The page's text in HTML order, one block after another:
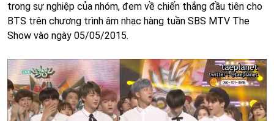
trong sự nghiệp của nhóm, đem về chiến thắng đầu tiên cho
BTS trên chương trình âm nhạc hàng tuần SBS MTV The
Show vào ngày 05/05/2015.